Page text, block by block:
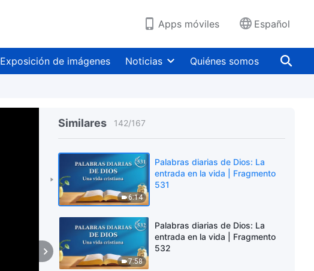
Apps móviles Español
Exposición de imágenes Noticias Quiénes somos
Similares 142/167
entrada en la vida | Fragmento
529
6:14
Palabras diarias de Dios: La
entrada en la vida | Fragmento
531
7:58
Palabras diarias de Dios: La
entrada en la vida | Fragmento
532